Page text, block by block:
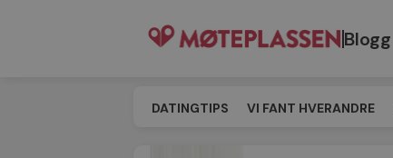
Blogg
DATINGTIPS VI FANT HVERANDRE